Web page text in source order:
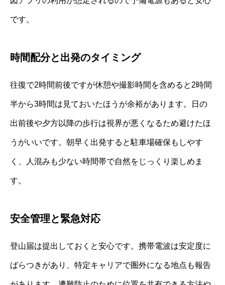
です。
時間配分と出発のタイミング
往復で2時間前後ですが休憩や撮影時間を含めると2時間
半から3時間は見ておいたほうが余裕があります。日の
出前後や夕方以降の歩行は視界が悪くなるため避けたほ
うがいいです。朝早く出発すると駐車場確保もしやす
く、人混みも少ない時間帯で自然をじっくり楽しめま
す。
安全管理と緊急対応
登山届は提出しておくと安心です。携帯電波は安定度に
ばらつきがあり、特定キャリアで圏外になる地点も報告